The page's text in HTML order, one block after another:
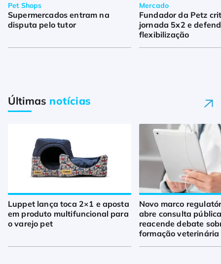
Pet Shops
Supermercados entram na
disputa pelo tutor
Mercado
Fundador da Petz
jornada 5x2 e
flexibilização
Últimas notícias
Luppet lança toca 2×1 e aposta
em produto multifuncional para
o varejo pet
Novo marco
abre consulta
reacende debate
formação veterinária